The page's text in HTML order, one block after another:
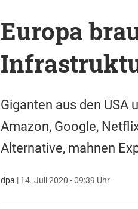
Europa
Giganten aus den USA
Amazon, Google,
Alternative, mahnen
dpa | 14. Juli 2020 - 09:39 Uhr